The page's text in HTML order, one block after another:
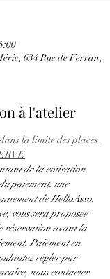
634 Rue de Ferran,
à l'atelier
la limite des places
de la cotisation
paiement: une
de HelloAsso,
vous sera proposée
réservation avant la
Paiement en
régler par
nous contacter